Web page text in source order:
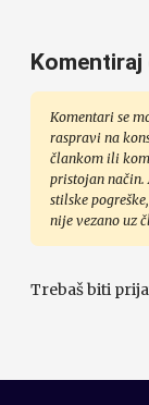
Komentiraj
Komentari se
raspravi na
člankom ili
pristojan način.
stilske
nije vezano uz
Trebaš biti